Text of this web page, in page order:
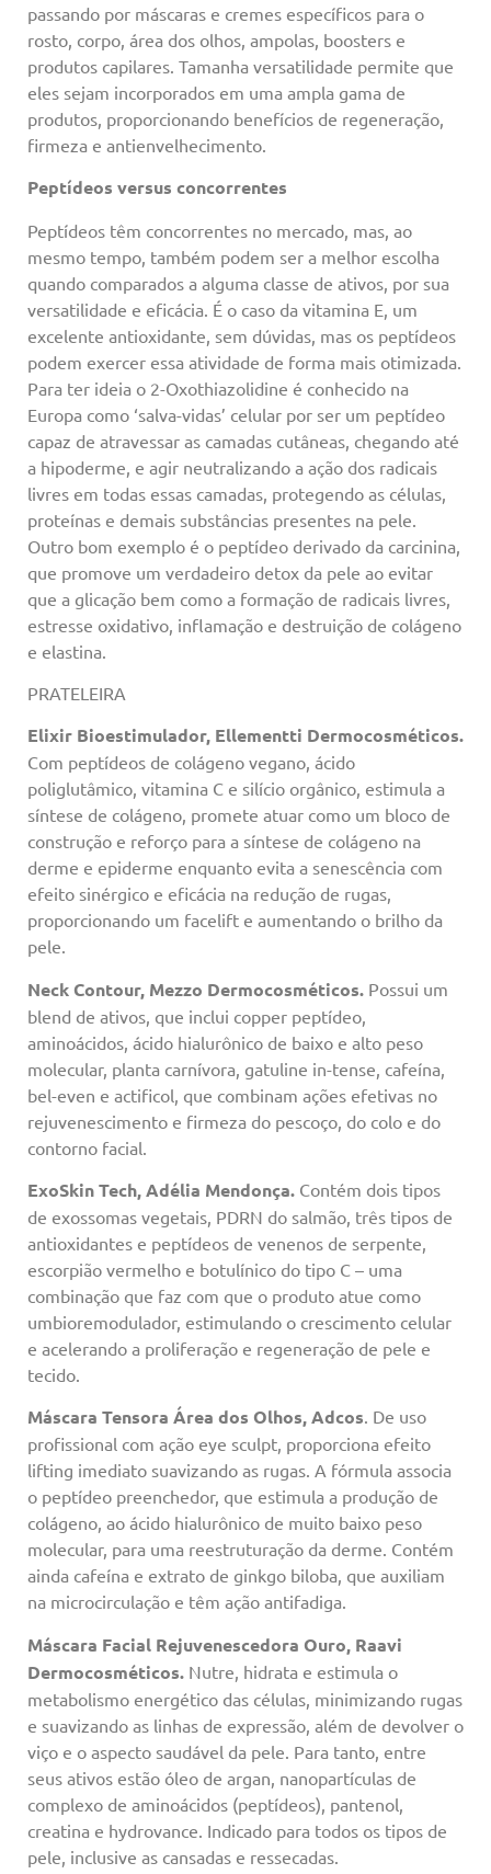
passando por máscaras e cremes específicos para o
rosto, corpo, área dos olhos, ampolas, boosters e
produtos capilares. Tamanha versatilidade permite que
eles sejam incorporados em uma ampla gama de
produtos, proporcionando benefícios de regeneração,
firmeza e antienvelhecimento.
Peptídeos versus concorrentes
Peptídeos têm concorrentes no mercado, mas, ao
mesmo tempo, também podem ser a melhor escolha
quando comparados a alguma classe de ativos, por sua
versatilidade e eficácia. É o caso da vitamina E, um
excelente antioxidante, sem dúvidas, mas os peptídeos
podem exercer essa atividade de forma mais otimizada.
Para ter ideia o 2-Oxothiazolidine é conhecido na
Europa como ‘salva-vidas’ celular por ser um peptídeo
capaz de atravessar as camadas cutâneas, chegando até
a hipoderme, e agir neutralizando a ação dos radicais
livres em todas essas camadas, protegendo as células,
proteínas e demais substâncias presentes na pele.
Outro bom exemplo é o peptídeo derivado da carcinina,
que promove um verdadeiro detox da pele ao evitar
que a glicação bem como a formação de radicais livres,
estresse oxidativo, inflamação e destruição de colágeno
e elastina.
PRATELEIRA
Elixir Bioestimulador, Ellementti Dermocosméticos.
Com peptídeos de colágeno vegano, ácido
poliglutâmico, vitamina C e silício orgânico, estimula a
síntese de colágeno, promete atuar como um bloco de
construção e reforço para a síntese de colágeno na
derme e epiderme enquanto evita a senescência com
efeito sinérgico e eficácia na redução de rugas,
proporcionando um facelift e aumentando o brilho da
pele.
Neck Contour, Mezzo Dermocosméticos. Possui um
blend de ativos, que inclui copper peptídeo,
aminoácidos, ácido hialurônico de baixo e alto peso
molecular, planta carnívora, gatuline in-tense, cafeína,
bel-even e actificol, que combinam ações efetivas no
rejuvenescimento e firmeza do pescoço, do colo e do
contorno facial.
ExoSkin Tech, Adélia Mendonça. Contém dois tipos
de exossomas vegetais, PDRN do salmão, três tipos de
antioxidantes e peptídeos de venenos de serpente,
escorpião vermelho e botulínico do tipo C – uma
combinação que faz com que o produto atue como
umbioremodulador, estimulando o crescimento celular
e acelerando a proliferação e regeneração de pele e
tecido.
Máscara Tensora Área dos Olhos, Adcos. De uso
profissional com ação eye sculpt, proporciona efeito
lifting imediato suavizando as rugas. A fórmula associa
o peptídeo preenchedor, que estimula a produção de
colágeno, ao ácido hialurônico de muito baixo peso
molecular, para uma reestruturação da derme. Contém
ainda cafeína e extrato de ginkgo biloba, que auxiliam
na microcirculação e têm ação antifadiga.
Máscara Facial Rejuvenescedora Ouro, Raavi
Dermocosméticos. Nutre, hidrata e estimula o
metabolismo energético das células, minimizando rugas
e suavizando as linhas de expressão, além de devolver o
viço e o aspecto saudável da pele. Para tanto, entre
seus ativos estão óleo de argan, nanopartículas de
complexo de aminoácidos (peptídeos), pantenol,
creatina e hydrovance. Indicado para todos os tipos de
pele, inclusive as cansadas e ressecadas.